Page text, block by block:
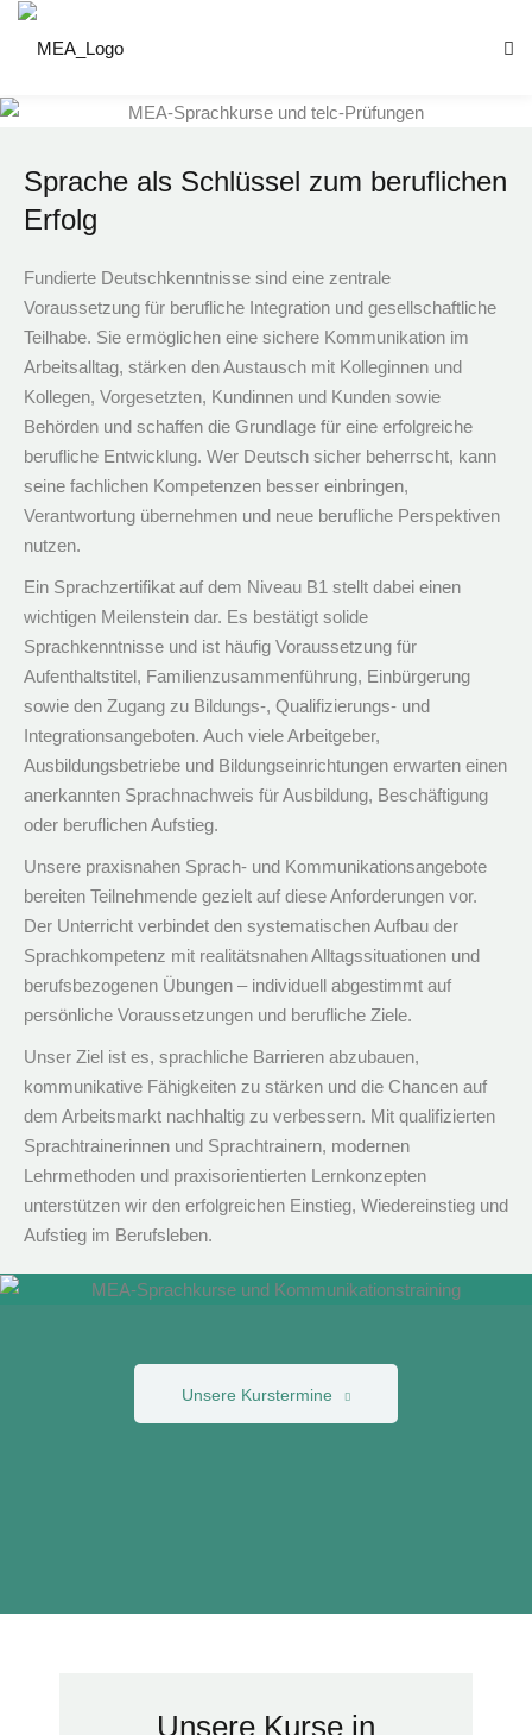
Sprache als Schlüssel zum beruflichen
Erfolg
Fundierte Deutschkenntnisse sind eine zentrale
Voraussetzung für berufliche Integration und gesellschaftliche
Teilhabe. Sie ermöglichen eine sichere Kommunikation im
Arbeitsalltag, stärken den Austausch mit Kolleginnen und
Kollegen, Vorgesetzten, Kundinnen und Kunden sowie
Behörden und schaffen die Grundlage für eine erfolgreiche
berufliche Entwicklung. Wer Deutsch sicher beherrscht, kann
seine fachlichen Kompetenzen besser einbringen,
Verantwortung übernehmen und neue berufliche Perspektiven
nutzen.
Ein Sprachzertifikat auf dem Niveau B1 stellt dabei einen
wichtigen Meilenstein dar. Es bestätigt solide
Sprachkenntnisse und ist häufig Voraussetzung für
Aufenthaltstitel, Familienzusammenführung, Einbürgerung
sowie den Zugang zu Bildungs-, Qualifizierungs- und
Integrationsangeboten. Auch viele Arbeitgeber,
Ausbildungsbetriebe und Bildungseinrichtungen erwarten einen
anerkannten Sprachnachweis für Ausbildung, Beschäftigung
oder beruflichen Aufstieg.
Unsere praxisnahen Sprach- und Kommunikationsangebote
bereiten Teilnehmende gezielt auf diese Anforderungen vor.
Der Unterricht verbindet den systematischen Aufbau der
Sprachkompetenz mit realitätsnahen Alltagssituationen und
berufsbezogenen Übungen – individuell abgestimmt auf
persönliche Voraussetzungen und berufliche Ziele.
Unser Ziel ist es, sprachliche Barrieren abzubauen,
kommunikative Fähigkeiten zu stärken und die Chancen auf
dem Arbeitsmarkt nachhaltig zu verbessern. Mit qualifizierten
Sprachtrainerinnen und Sprachtrainern, modernen
Lehrmethoden und praxisorientierten Lernkonzepten
unterstützen wir den erfolgreichen Einstieg, Wiedereinstieg und
Aufstieg im Berufsleben.
Unsere Kurstermine
Unsere Kurse in